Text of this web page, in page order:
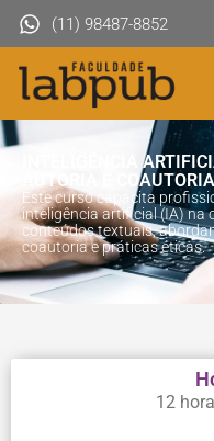
(11) 98487-8852
INTELIGÊNCIA
AUTORIA E COAUTORIA
Este curso capacita
inteligência artificial (IA) na
conteúdos textuais,
coautoria e práticas éticas.
12